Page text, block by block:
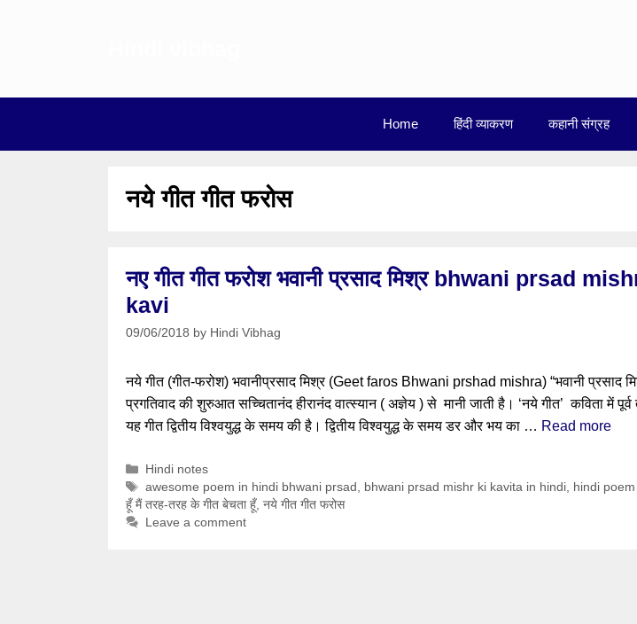
Home हिंदी व्याकरण कहानी संग्रह
नये गीत गीत फरोस
नए गीत गीत फरोश भवानी प्रसाद मिश्र bhwani prsad
kavi
09/06/2018 by Hindi Vibhag
नये गीत (गीत-फरोश) भवानीप्रसाद मिश्र (Geet faros Bhwani prshad mishra) “भवानी प्रसाद
प्रगतिवाद की शुरुआत सच्चितानंद हीरानंद वात्स्यान ( अज्ञेय ) से मानी जाती है। ‘नये गीत’ कविता में
यह गीत द्वितीय विश्वयुद्ध के समय की है। द्वितीय विश्वयुद्ध के समय डर और भय का … Read more
Categories
Hindi notes
Tags
awesome poem in hindi bhwani prsad bhwani prsad mishr ki kavita in hindi, hindi
हूँ मैं तरह-तरह के गीत बेचता हूँ नये गीत गीत फरोस
Leave a comment